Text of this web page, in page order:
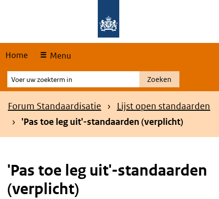
Home Menu
Voer
uw
zoekterm
Zoeken
Kruimelpad
Forum Standaardisatie
Lijst open standaarden
'Pas toe leg uit'-standaarden (verplicht)
'Pas toe leg uit'-standaarden
(verplicht)